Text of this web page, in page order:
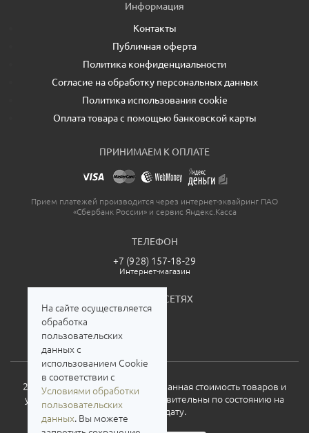
Информация
Контакты
Публичная оферта
Политика конфиденциальности
Согласие на обработку персональных данных
Политика использования cookie
Оплата товара с помощью банковской карты
ПРИНИМАЕМ К ОПЛАТЕ
Прием платежей производится через интернет-эквайринг ПАО
«Сбербанк России» и сервис Яндекс.Касса
ТЕЛЕФОН
+7 (928) 157-18-29
Интернет-магазин
МЫ В СОЦСЕТЯХ
2026. Все права защищены. Указанная стоимость товаров и
условия их приобретения действительны по состоянию на
текущую дату.
На сайте осуществляется
обработка
пользовательских
данных с
использованием Cookie
в соответствии с
Условиями обработки
пользовательских
данных. Вы можете